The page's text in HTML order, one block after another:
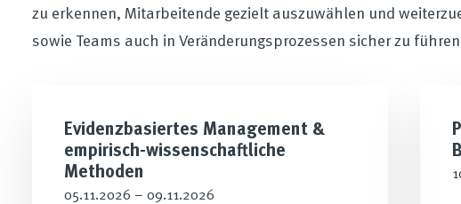
zu erkennen, Mitarbeitende gezielt auszuwählen und
sowie Teams auch in Veränderungsprozessen sicher zu
Evidenzbasiertes Management &
empirisch-wissenschaftliche
Methoden
05.11.2026 – 09.11.2026